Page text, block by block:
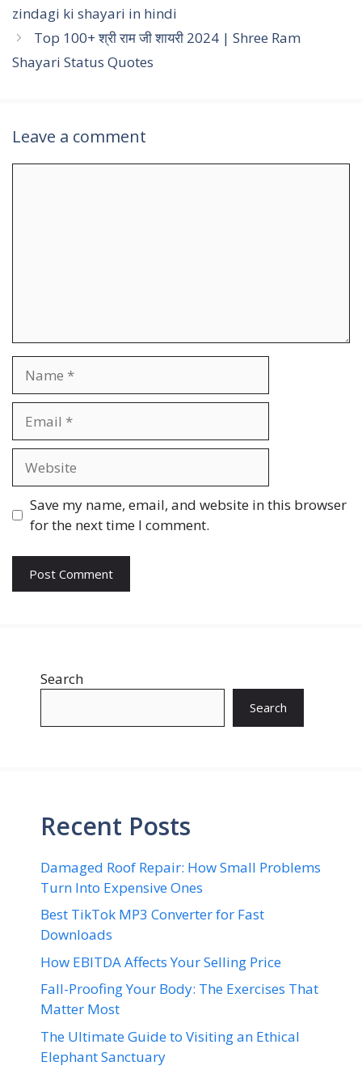
zindagi ki shayari in hindi
Top 100+ श्री राम जी शायरी 2024 | Shree Ram
Shayari Status Quotes
Leave a comment
Save my name, email, and website in this browser
for the next time I comment.
Search
Search
Recent Posts
Damaged Roof Repair: How Small Problems
Turn Into Expensive Ones
Best TikTok MP3 Converter for Fast
Downloads
How EBITDA Affects Your Selling Price
Fall-Proofing Your Body: The Exercises That
Matter Most
The Ultimate Guide to Visiting an Ethical
Elephant Sanctuary